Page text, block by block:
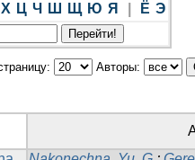
Х Ц Ч Ш Щ Ю Я Ё Э
Авторы: